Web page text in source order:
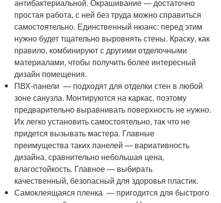
антибактериальной. Окрашивание — достаточно
простая работа, с ней без труда можно справиться
самостоятельно. Единственный нюанс: перед этим
нужно будет тщательно выровнять стены. Краску, как
правило, комбинируют с другими отделочными
материалами, чтобы получить более интересный
дизайн помещения.
ПВХ-панели — подходят для отделки стен в любой
зоне санузла. Монтируются на каркас, поэтому
предварительно выравнивать поверхность не нужно.
Их легко установить самостоятельно, так что не
придется вызывать мастера. Главные
преимущества таких панелей — вариативность
дизайна, сравнительно небольшая цена,
влагостойкость. Главное — выбирать
качественный, безопасный для здоровья пластик.
Самоклеящаяся пленка — пригодится для быстрого